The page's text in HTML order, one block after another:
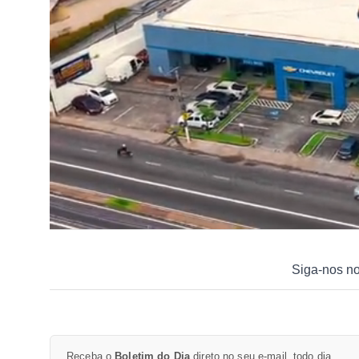
Siga-nos
Receba o Boletim do Dia direto no seu e-mail, todo dia.